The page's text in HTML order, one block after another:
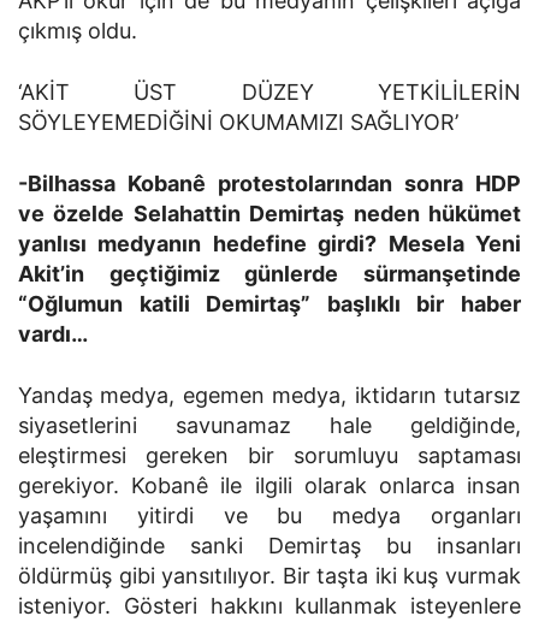
çıkmış oldu.
‘AKİT ÜST DÜZEY YETKİLİLERİN
SÖYLEYEMEDİĞİNİ OKUMAMIZI SAĞLIYOR’
-Bilhassa Kobanê protestolarından sonra HDP
ve özelde Selahattin Demirtaş neden hükümet
yanlısı medyanın hedefine girdi? Mesela Yeni
Akit’in geçtiğimiz günlerde sürmanşetinde
“Oğlumun katili Demirtaş” başlıklı bir haber
vardı…
Yandaş medya, egemen medya, iktidarın tutarsız
siyasetlerini savunamaz hale geldiğinde,
eleştirmesi gereken bir sorumluyu saptaması
gerekiyor. Kobanê ile ilgili olarak onlarca insan
yaşamını yitirdi ve bu medya organları
incelendiğinde sanki Demirtaş bu insanları
öldürmüş gibi yansıtılıyor. Bir taşta iki kuş vurmak
isteniyor. Gösteri hakkını kullanmak isteyenlere